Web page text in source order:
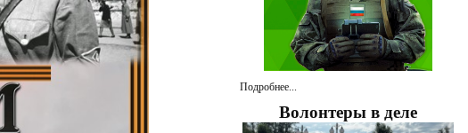
Подробнее...
Волонтеры в деле